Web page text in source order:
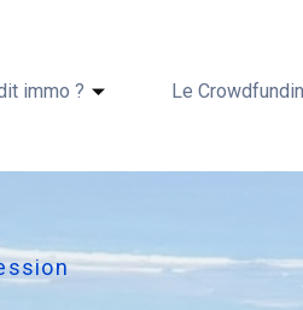
immo ? Le